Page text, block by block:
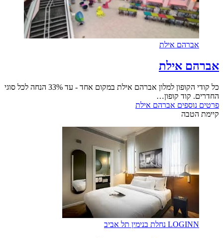
אברהם אילת
אברהם אילת
כל קודי הקופון למלון אברהם אילת במקום אחד - עד 33% הנחה לכל סוגי
החדרים. קוד קופון…
פרטים נוספים אברהם אילת
קיימת הטבה
LOGINN נחלת בנימין תל אביב